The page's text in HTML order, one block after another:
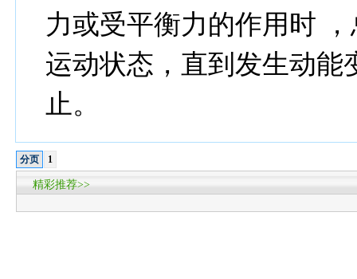
力或受平衡力的作用时
运动状态，直到发生动能
止。
分页 1
精彩推荐>>